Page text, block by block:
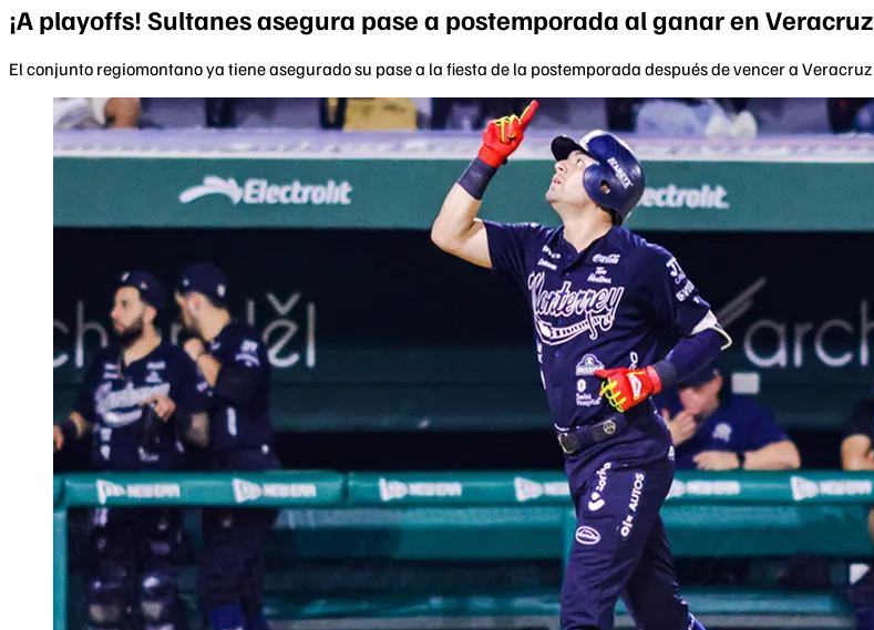
¡A playoffs! Sultanes asegura pase a postemporada al ganar en Veracruz
El conjunto regiomontano ya tiene asegurado su pase a la fiesta de la postemporada después de vencer a Veracruz